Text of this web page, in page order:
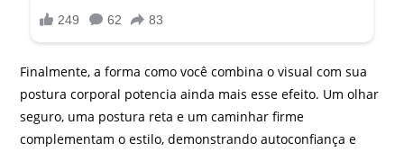
Finalmente, a forma como você combina o visual com sua
postura corporal potencia ainda mais esse efeito. Um olhar
seguro, uma postura reta e um caminhar firme
complementam o estilo, demonstrando autoconfiança e